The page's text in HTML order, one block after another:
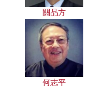
關品方
何志平